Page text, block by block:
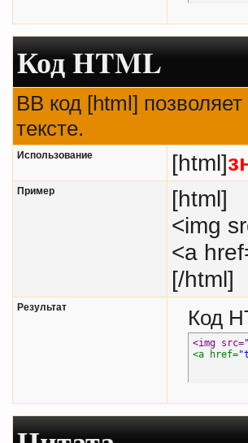
}
Код HTML
BB код [html]
тексте.
Использование [html]
Пример
[html]
<img
<a
[/html]
Результат Код
<img src=
<a href=